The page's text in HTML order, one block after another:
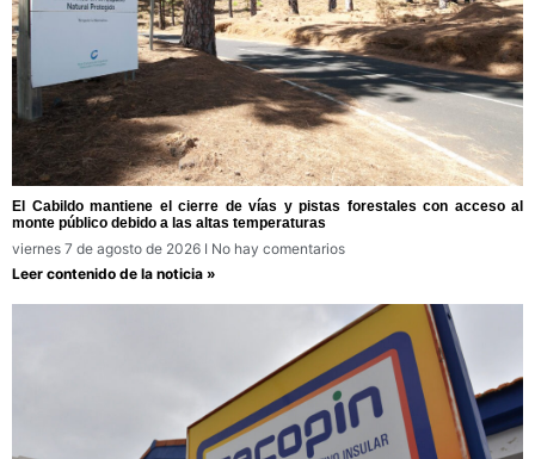
El Cabildo mantiene el cierre de vías y pistas forestales con acceso al
monte público debido a las altas temperaturas
viernes 7 de agosto de 2026
No hay comentarios
Leer contenido de la noticia »